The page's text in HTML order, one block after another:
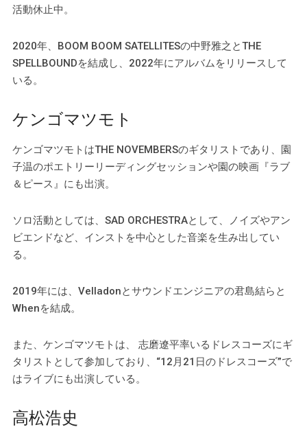
活動休止中。
2020年、BOOM BOOM SATELLITESの中野雅之とTHE
SPELLBOUNDを結成し、2022年にアルバムをリリースして
いる。
ケンゴマツモト
ケンゴマツモトはTHE NOVEMBERSのギタリストであり、園
子温のポエトリーリーディングセッションや園の映画『ラブ
＆ピース』にも出演。
ソロ活動としては、SAD ORCHESTRAとして、ノイズやアン
ビエンドなど、インストを中心とした音楽を生み出してい
る。
2019年には、Velladonとサウンドエンジニアの君島結らと
Whenを結成。
また、ケンゴマツモトは、 志磨遼平率いるドレスコーズにギ
タリストとして参加しており、“12月21日のドレスコーズ”で
はライブにも出演している。
高松浩史